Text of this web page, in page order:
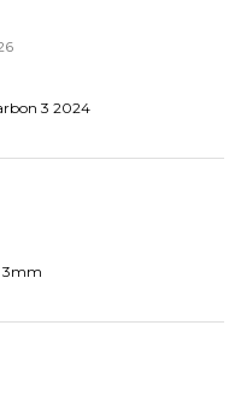
3 2024
3mm